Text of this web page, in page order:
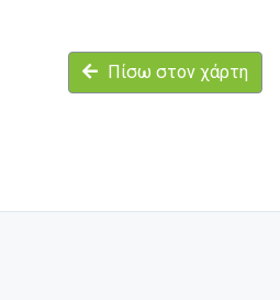
Πίσω στον χάρτη